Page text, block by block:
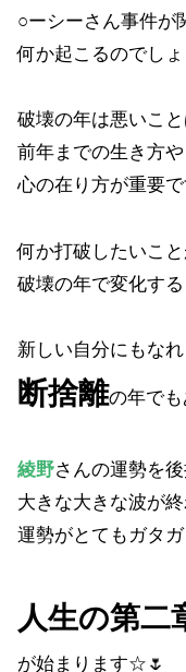
○ーシーさん事件が
何か起こるのでし
破壊の年は悪いこ
前年までの生き方や
心の在り方が重要
何か打破したいこ
破壊の年で変化す
新しい自分にもな
断捨離の年で
綾野さんの運勢を
大きな大きな波が
運勢がとてもガタ
人生の第二
が始まります☆🌷